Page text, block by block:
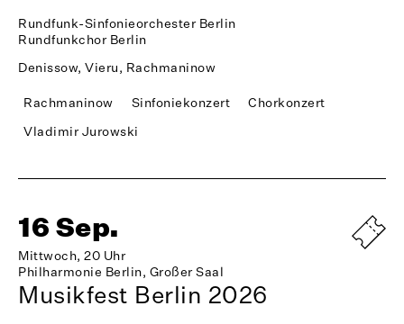
Rundfunk-Sinfonieorchester Berlin
Rundfunkchor Berlin
Denissow, Vieru, Rachmaninow
Rachmaninow Sinfoniekonzert
Chorkonzert
Vladimir Jurowski
16 Sep.
Mittwoch, 20 Uhr
Philharmonie Berlin, Großer Saal
Musikfest Berlin 2026